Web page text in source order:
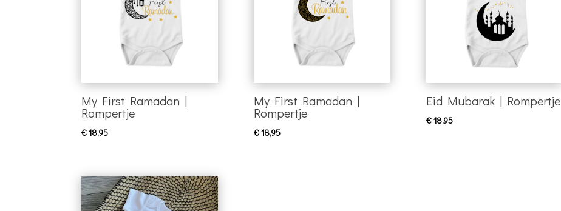
My First Ramadan |
Rompertje
€18,95
My First Ramadan |
Rompertje
€18,95
Eid Mubarak | Rompertje
€18,95